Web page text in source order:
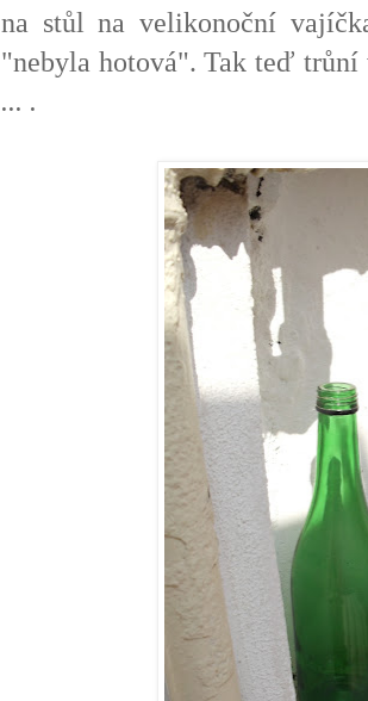
na stůl na velikonoční
"nebyla hotová". Tak teď
... .